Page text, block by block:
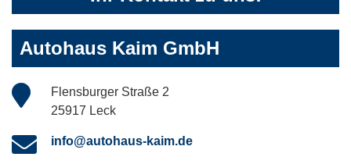
Autohaus Kaim GmbH
Flensburger Straße 2
25917 Leck
info@autohaus-kaim.de